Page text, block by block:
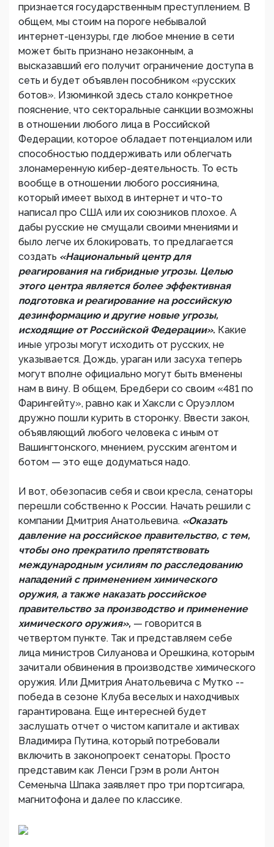
признается государственным преступлением. В
общем, мы стоим на пороге небывалой
интернет-цензуры, где любое мнение в сети
может быть признано незаконным, а
высказавший его получит ограничение доступа в
сеть и будет объявлен пособником «русских
ботов». Изюминкой здесь стало конкретное
пояснение, что секторальные санкции возможны
в отношении любого лица в Российской
Федерации, которое обладает потенциалом или
способностью поддерживать или облегчать
злонамеренную кибер-деятельность. То есть
вообще в отношении любого россиянина,
который имеет выход в интернет и что-то
написал про США или их союзников плохое. А
дабы русские не смущали своими мнениями и
было легче их блокировать, то предлагается
создать «Национальный центр для
реагирования на гибридные угрозы. Целью
этого центра является более эффективная
подготовка и реагирование на российскую
дезинформацию и другие новые угрозы,
исходящие от Российской Федерации». Какие
иные угрозы могут исходить от русских, не
указывается. Дождь, ураган или засуха теперь
могут вполне официально могут быть вменены
нам в вину. В общем, Бредбери со своим «481 по
Фарингейту», равно как и Хаксли с Оруэллом
дружно пошли курить в сторонку. Ввести закон,
объявляющий любого человека с иным от
Вашингтонского, мнением, русским агентом и
ботом — это еще додуматься надо.
И вот, обезопасив себя и свои кресла, сенаторы
перешли собственно к России. Начать решили с
компании Дмитрия Анатольевича. «Оказать
давление на российское правительство, с тем,
чтобы оно прекратило препятствовать
международным усилиям по расследованию
нападений с применением химического
оружия, а также наказать российское
правительство за производство и применение
химического оружия», — говорится в
четвертом пункте. Так и представляем себе
лица министров Силуанова и Орешкина, которым
зачитали обвинения в производстве химического
оружия. Или Дмитрия Анатольевича с Мутко --
победа в сезоне Клуба веселых и находчивых
гарантирована. Еще интересней будет
заслушать отчет о чистом капитале и активах
Владимира Путина, который потребовали
включить в законопроект сенаторы. Просто
представим как Ленси Грэм в роли Антон
Семеныча Шпака заявляет про три портсигара,
магнитофона и далее по классике.